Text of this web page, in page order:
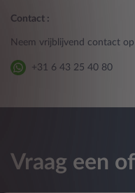
Contact :
Neem vrijblijvend contact
+31 6 43 25 40 80
Vraag een